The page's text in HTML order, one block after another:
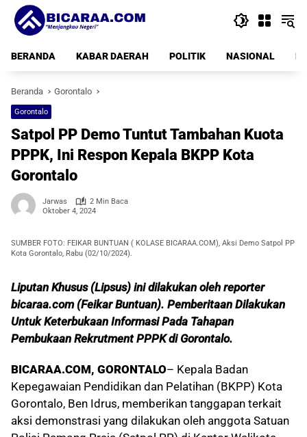
Langsung
konten
BERANDA
KABAR DAERAH POLITIK NASIONAL
Beranda Gorontalo
Gorontalo
Satpol PP Demo Tuntut Tambahan Kuota
PPPK, Ini Respon Kepala BKPP Kota
Gorontalo
Jarwas
2 Min Baca
Oktober 4, 2024
SUMBER FOTO: FEIKAR BUNTUAN ( KOLASE BICARAA.COM), Aksi Demo Satpol PP
Kota Gorontalo, Rabu (02/10/2024).
Liputan Khusus (Lipsus) ini dilakukan oleh reporter
bicaraa.com (Feikar Buntuan). Pemberitaan Dilakukan
Untuk Keterbukaan Informasi Pada Tahapan
Pembukaan Rekrutment PPPK di Gorontalo.
BICARAA.COM, GORONTALO– Kepala Badan
Kepegawaian Pendidikan dan Pelatihan (BKPP) Kota
Gorontalo, Ben Idrus, memberikan tanggapan terkait
aksi demonstrasi yang dilakukan oleh anggota Satuan